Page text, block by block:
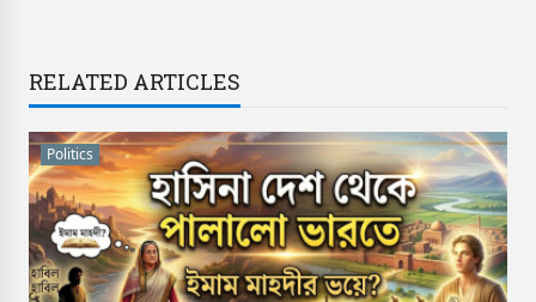
RELATED ARTICLES
Politics